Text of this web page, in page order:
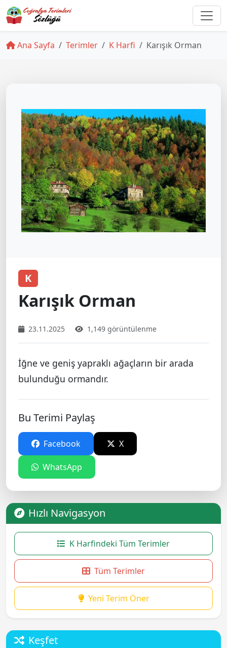
Ana Sayfa Terimler K Harfi Karışık Orman
K
Karışık Orman
23.11.2025 1,149 görüntülenme
İğne ve geniş yapraklı ağaçların bir arada
bulunduğu ormandır.
Bu Terimi Paylaş
Facebook X
WhatsApp
Hızlı Navigasyon
K Harfindeki Tüm Terimler
Tüm Terimler
Yeni Terim Öner
Keşfet